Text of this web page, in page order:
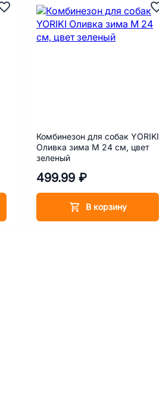
Комбинезон для собак YORIKI
Оливка зима M 24 см, цвет
зеленый
499.99 ₽
В корзину